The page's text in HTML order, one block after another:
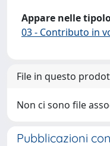
Appare nelle
03 - Contributo in
File in questo
Non ci sono file
Pubblicazioni